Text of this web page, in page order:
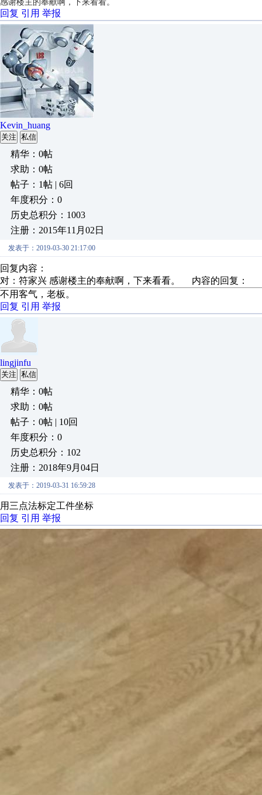
感谢楼主的奉献啊，下来看看。
回复 引用 举报
Kevin_huang
关注 私信
精华：0帖
求助：0帖
帖子：1帖 | 6回
年度积分：0
历史总积分：1003
注册：2015年11月02日
发表于：2019-03-30 21:17:00
回复内容：
对：符家兴 感谢楼主的奉献啊，下来看看。 内容的回复：
不用客气，老板。
回复 引用 举报
lingjinfu
关注 私信
精华：0帖
求助：0帖
帖子：0帖 | 10回
年度积分：0
历史总积分：102
注册：2018年9月04日
发表于：2019-03-31 16:59:28
用三点法标定工件坐标
回复 引用 举报